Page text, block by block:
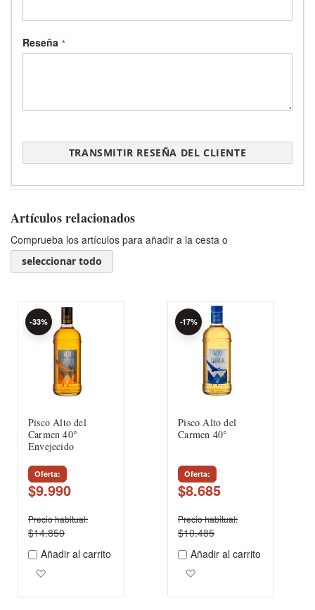
Reseña
TRANSMITIR RESEÑA DEL CLIENTE
Artículos relacionados
Comprueba los artículos para añadir a la cesta o
seleccionar todo
Pisco Alto del
Carmen 40°
Envejecido
Oferta
$9.990
-33%
Precio habitual
$14.850
Añadir al carrito
Pisco Alto del
Carmen 40°
Oferta
$8.685
-17%
Precio habitual
$10.485
Añadir al carrito